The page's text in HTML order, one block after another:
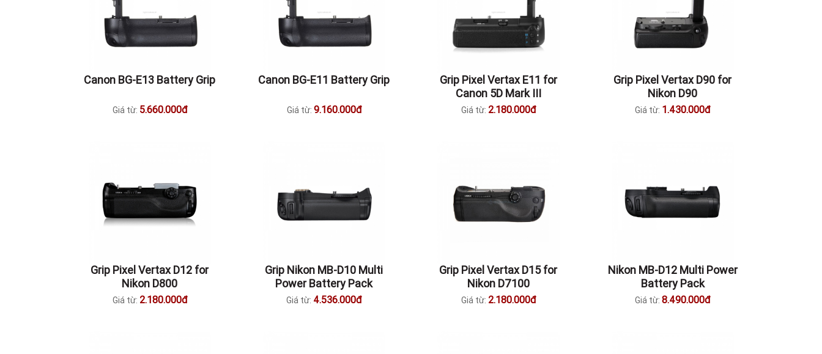
Canon BG-E13 Battery Grip
Giá từ: 5.660.000đ
Canon BG-E11 Battery Grip
Giá từ: 9.160.000đ
Grip Pixel Vertax E11 for
Canon 5D Mark III
Giá từ: 2.180.000đ
Grip Pixel Vertax D90 for
Nikon D90
Giá từ: 1.430.000đ
Grip Pixel Vertax D12 for
Nikon D800
Giá từ: 2.180.000đ
Grip Nikon MB-D10 Multi
Power Battery Pack
Giá từ: 4.536.000đ
Grip Pixel Vertax D15 for
Nikon D7100
Giá từ: 2.180.000đ
Nikon MB-D12 Multi Power
Battery Pack
Giá từ: 8.490.000đ